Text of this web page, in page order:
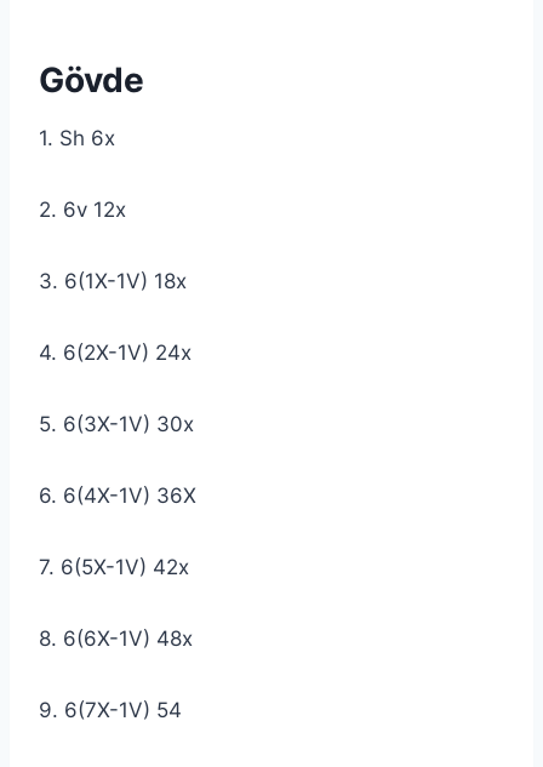
Gövde
1. Sh 6x
2. 6v 12x
3. 6(1X-1V) 18x
4. 6(2X-1V) 24x
5. 6(3X-1V) 30x
6. 6(4X-1V) 36X
7. 6(5X-1V) 42x
8. 6(6X-1V) 48x
9. 6(7X-1V) 54